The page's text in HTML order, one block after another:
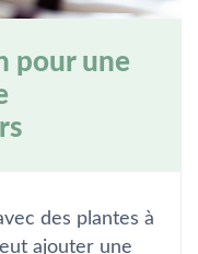
pour une
des plantes à
ajouter une